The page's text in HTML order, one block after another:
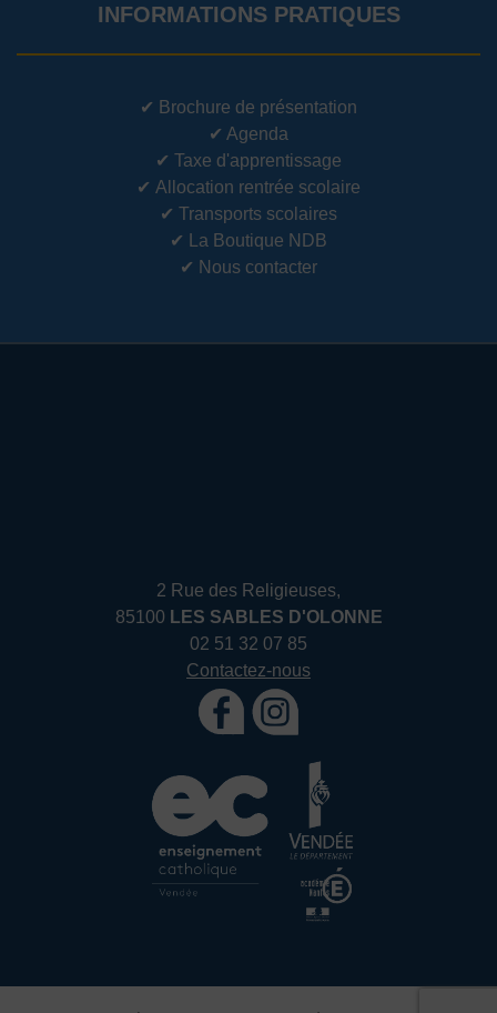
INFORMATIONS PRATIQUES
✔ Brochure de présentation
✔ Agenda
✔ Taxe d'apprentissage
✔ Allocation rentrée scolaire
✔ Transports scolaires
✔
La Boutique NDB
✔ Nous contacter
2 Rue des Religieuses,
85100 LES SABLES D'OLONNE
02 51 32 07 85
Contactez-nous